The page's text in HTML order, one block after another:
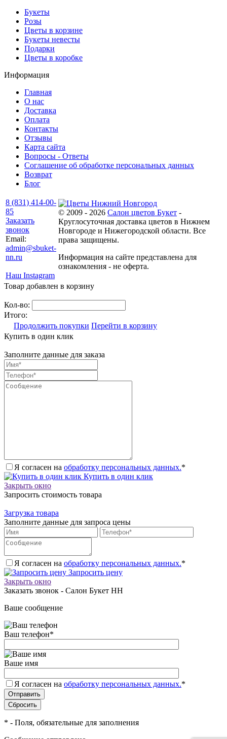
Букеты
Розы
Цветы в корзине
Букеты невесты
Подарки
Цветы в коробке
Информация
Главная
О нас
Доставка
Оплата
Контакты
Отзывы
Карта сайта
Вопросы - Ответы
Соглашение об обработке персональных данных
Возврат
Блог
8 (831) 414-00-
85
Заказать
звонок
Email:
admin@sbuket-
nn.ru
Наш Instagram
© 2009 - 2026 Салон цветов Букет -
Круглосуточная доставка цветов в Нижнем
Новгороде и Нижегородской области. Все
права защищены.
Информация на сайте представлена для
ознакомления - не оферта.
Товар добавлен в корзину
Кол-во:
Итого:
Продолжить покупки Перейти в корзину
Купить в один клик
Заполните данные для заказа
Я согласен на обработку персональных данных.*
Купить в один клик
Закрыть окно
Запросить стоимость товара
Загрузка товара
Заполните данные для запроса цены
Я согласен на обработку персональных данных.*
Запросить цену
Закрыть окно
Заказать звонок - Салон Букет НН
Ваше сообщение
Ваш телефон*
Ваше имя
Я согласен на обработку персональных данных.*
* - Поля, обязательные для заполнения